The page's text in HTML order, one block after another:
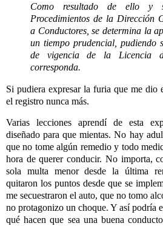
Como resultado de ello y
Procedimientos de la Dirección
a Conductores, se determina la
un tiempo prudencial, pudiendo
de vigencia de la Licencia
corresponda.
Si pudiera expresar la furia que me dio
el registro nunca más.
Varias lecciones aprendí de esta
diseñado para que mientas. No hay
que no tome algún remedio y todo
hora de querer conducir. No importa,
sola multa menor desde la última
quitaron los puntos desde que se
me secuestraron el auto, que no tomo
no protagonizo un choque. Y así podría
qué hacen que sea una buena